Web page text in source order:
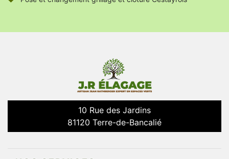
10 Rue des Jardins
81120 Terre-de-Bancalié